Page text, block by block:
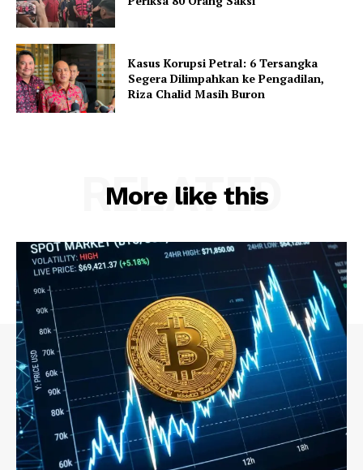
Kasus Korupsi Petral: 6 Tersangka
Segera Dilimpahkan ke Pengadilan,
Riza Chalid Masih Buron
More like this
RELATED